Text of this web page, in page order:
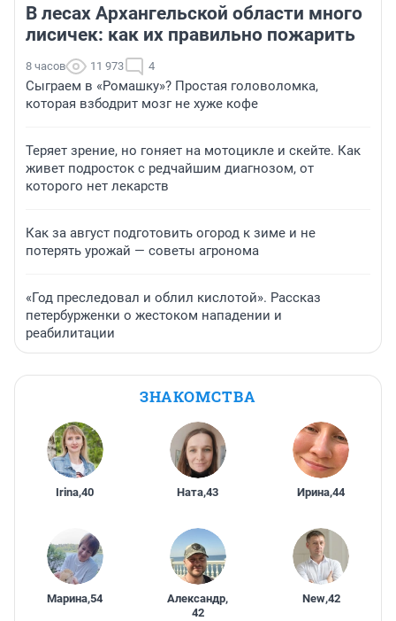
В лесах Архангельской области много
лисичек: как их правильно пожарить
8 часов 11 973 4
Сыграем в «Ромашку»? Простая головоломка,
которая взбодрит мозг не хуже кофе
Теряет зрение, но гоняет на мотоцикле и скейте. Как
живет подросток с редчайшим диагнозом, от
которого нет лекарств
Как за август подготовить огород к зиме и не
потерять урожай — советы агронома
«Год преследовал и облил кислотой». Рассказ
петербурженки о жестоком нападении и
реабилитации
ЗНАКОМСТВА
Irina,40 Ната,43 Ирина,44
Марина,54 Александр,
42
New,42